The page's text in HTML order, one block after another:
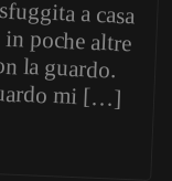
mi […]